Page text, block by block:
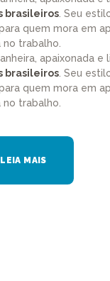
brasileiros . Seu
quem mora em
no trabalho.
apaixonada e
brasileiros . Seu
quem mora em
no trabalho.
LEIA MAIS